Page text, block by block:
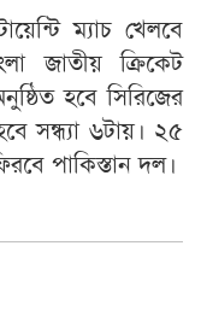
ম্যাচ খেলবে
জাতীয় ক্রিকেট
হবে সিরিজের
সন্ধ্যা ৬টায়। ২৫
পাকিস্তান দল।